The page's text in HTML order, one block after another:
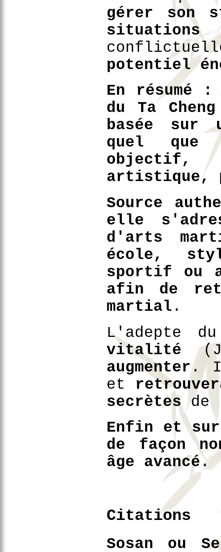
gérer son
situations
potentiel
En résumé
du Ta
basée sur
quel
objectif,
artistique,
Source
elle
d'arts
école,
sportif ou
afin de
martial .
L'adepte
vitalité
augmenter. Il
et
secrètes de
Enfin et
de façon
âge avancé .
Citations
Sosan ou